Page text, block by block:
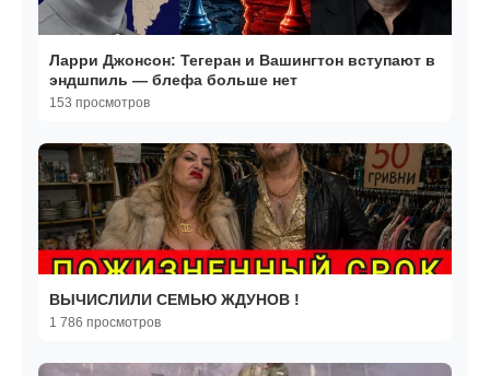
Ларри Джонсон: Тегеран и Вашингтон вступают в
эндшпиль — блефа больше нет
153 просмотров
ВЫЧИСЛИЛИ СЕМЬЮ ЖДУНОВ !
1 786 просмотров